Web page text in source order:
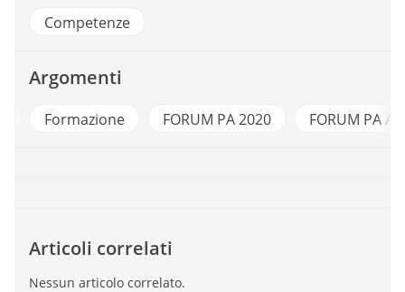
Competenze
Argomenti
Formazione FORUM PA 2020 FORUM PA
Articoli correlati
Nessun articolo correlato.